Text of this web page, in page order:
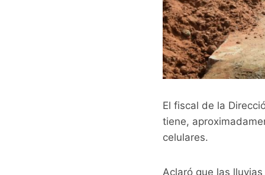
El fiscal de la
tiene,
celulares.
Aclaró que las